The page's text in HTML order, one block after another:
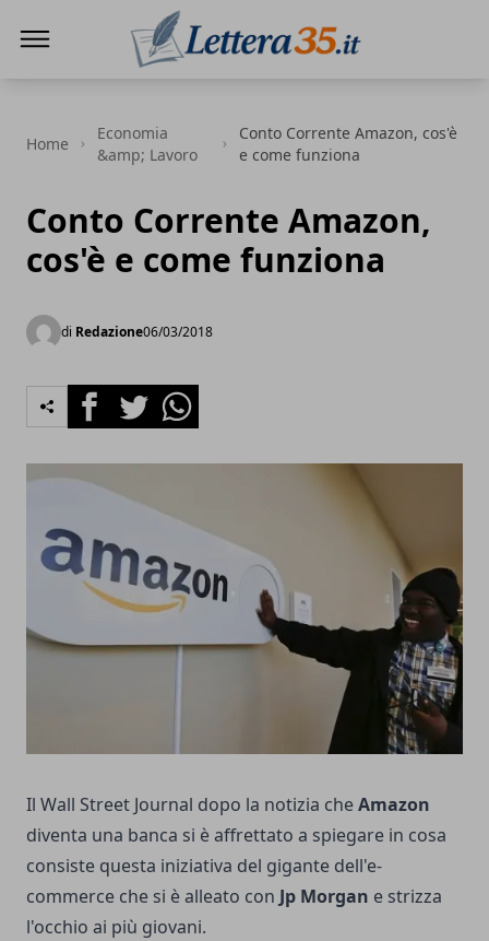
Home
Economia
&amp; Lavoro
Conto Corrente Amazon, cos'è
e come funziona
Conto Corrente Amazon,
cos'è e come funziona
di Redazione06/03/2018
FacebookTwitterWhatsapp
Il Wall Street Journal dopo la notizia cheAmazon
diventa una banca si è affrettato a spiegare in cosa
consiste questa iniziativa del gigante dell'e-
commerce che si è alleato con Jp Morgan e strizza
l'occhio ai più giovani.